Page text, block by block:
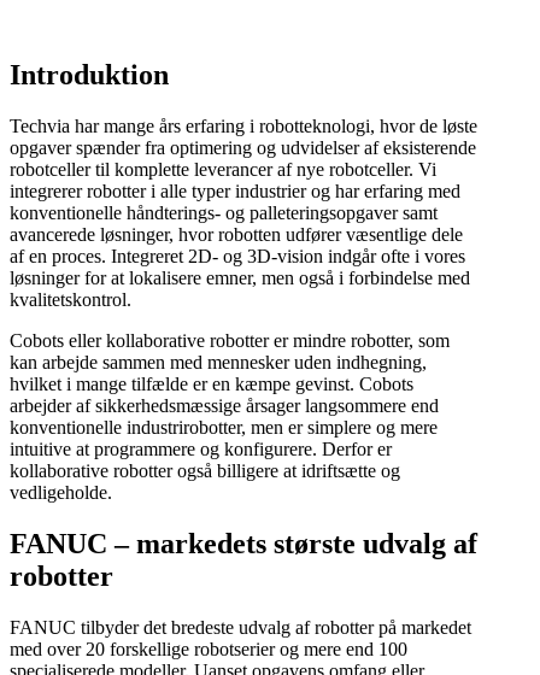
Introduktion
Techvia har mange års erfaring i robotteknologi, hvor de løste
opgaver spænder fra optimering og udvidelser af eksisterende
robotceller til komplette leverancer af nye robotceller. Vi
integrerer robotter i alle typer industrier og har erfaring med
konventionelle håndterings- og palleteringsopgaver samt
avancerede løsninger, hvor robotten udfører væsentlige dele
af en proces. Integreret 2D- og 3D-vision indgår ofte i vores
løsninger for at lokalisere emner, men også i forbindelse med
kvalitetskontrol.
Cobots eller kollaborative robotter er mindre robotter, som
kan arbejde sammen med mennesker uden indhegning,
hvilket i mange tilfælde er en kæmpe gevinst. Cobots
arbejder af sikkerhedsmæssige årsager langsommere end
konventionelle industrirobotter, men er simplere og mere
intuitive at programmere og konfigurere. Derfor er
kollaborative robotter også billigere at idriftsætte og
vedligeholde.
FANUC – markedets største udvalg af
robotter
FANUC tilbyder det bredeste udvalg af robotter på markedet
med over 20 forskellige robotserier og mere end 100
specialiserede modeller. Uanset opgavens omfang eller